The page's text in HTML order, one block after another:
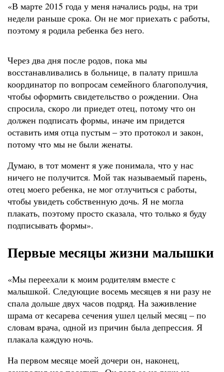
«В марте 2015 года у меня начались роды, на три
недели раньше срока. Он не мог приехать с работы,
поэтому я родила ребенка без него.
Через два дня после родов, пока мы
восстанавливались в больнице, в палату пришла
координатор по вопросам семейного благополучия,
чтобы оформить свидетельство о рождении. Она
спросила, скоро ли приедет отец, потому что он
должен подписать формы, иначе им придется
оставить имя отца пустым ‒ это протокол и закон,
потому что мы не были женаты.
Думаю, в тот момент я уже понимала, что у нас
ничего не получится. Мой так называемый парень,
отец моего ребенка, не мог отлучиться с работы,
чтобы увидеть собственную дочь. Я не могла
плакать, поэтому просто сказала, что только я буду
подписывать формы».
Первые месяцы жизни малышки
«Мы переехали к моим родителям вместе с
малышкой. Следующие восемь месяцев я ни разу не
спала дольше двух часов подряд. На заживление
шрама от кесарева сечения ушел целый месяц ‒ по
словам врача, одной из причин была депрессия. Я
плакала каждую ночь.
На первом месяце моей дочери он, наконец,